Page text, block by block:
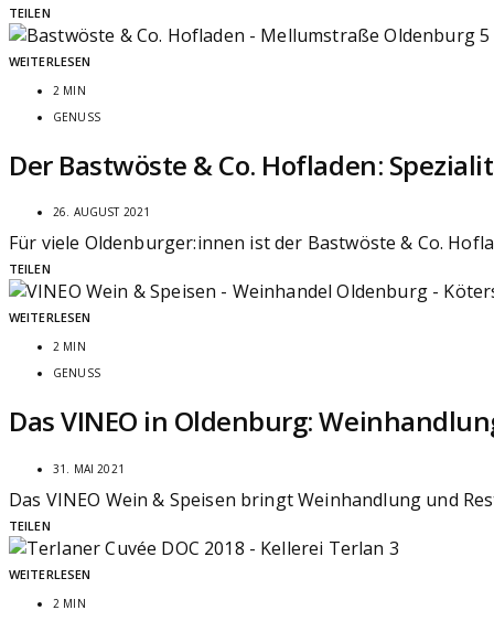
TEILEN
WEITERLESEN
2 MIN
GENUSS
Der Bastwöste & Co. Hofladen:
26. AUGUST 2021
Für viele Oldenburger:innen ist der Bastwöste & Co.
TEILEN
WEITERLESEN
2 MIN
GENUSS
Das VINEO in Oldenburg:
31. MAI 2021
Das VINEO Wein & Speisen bringt Weinhandlung und
TEILEN
WEITERLESEN
2 MIN